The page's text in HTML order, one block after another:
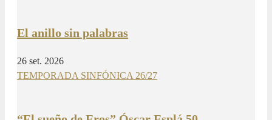
El anillo sin palabras
26 set. 2026
TEMPORADA SINFÓNICA 26/27